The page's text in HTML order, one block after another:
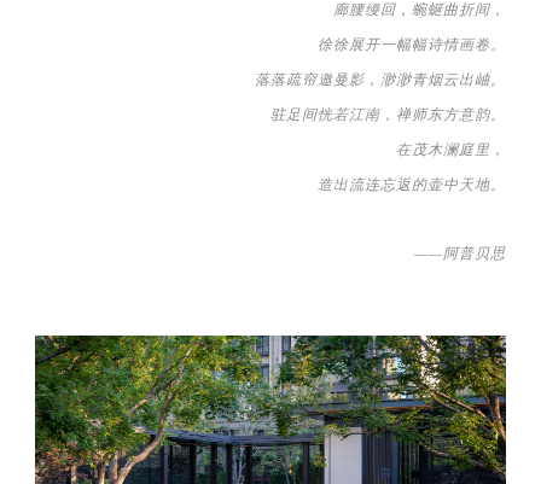
廊腰缦回，蜿蜒曲折间，
徐徐展开一幅幅诗情画卷。
落落疏帘邀曼影，渺渺青烟云出岫。
驻足间恍若江南， 禅师东方意韵。
在茂木澜庭里，
造出流连忘返的壶中天地。
——阿普贝思